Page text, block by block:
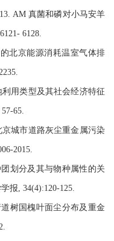
AM 真菌和磷对小马安羊
6128.
北京能源消耗温室气体排
用类型及其社会经济特征
65.
城市道路灰尘重金属污染
2015.
划分及其与物种属性的关
报, 34(4):120-125.
树国槐叶面尘分布及重金